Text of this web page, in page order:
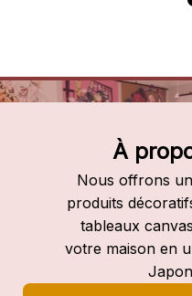
À
Nous offrons
produits
tableaux
votre maison en